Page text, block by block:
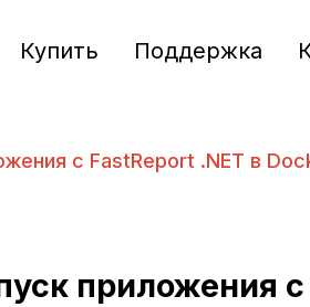
Купить Поддержка
с FastReport .NET в
приложения